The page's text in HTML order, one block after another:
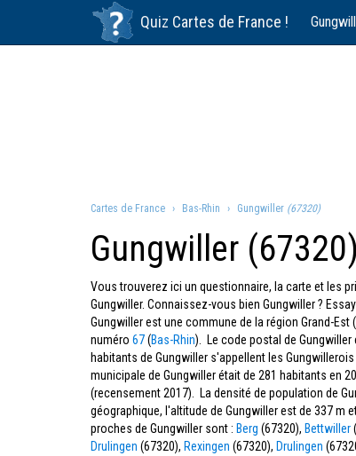
Quiz Cartes de France !
Cartes de France Bas-Rhin Gungwiller (67320)
Gungwiller (67320)
Vous trouverez ici un questionnaire, la carte et les
Gungwiller. Connaissez-vous bien Gungwiller ?
Gungwiller est une commune de la région Grand-
numéro 67(Bas-Rhin). Le code postal de Gungwiller
habitants de Gungwiller s'appellent les
municipale de Gungwiller était de 281 habitants en
(recensement 2017). La densité de population de
géographique, l'altitude de Gungwiller est de 337 m
proches de Gungwiller sont : Berg (67320), Bettwiller
Drulingen (67320), Rexingen (67320), Drulingen